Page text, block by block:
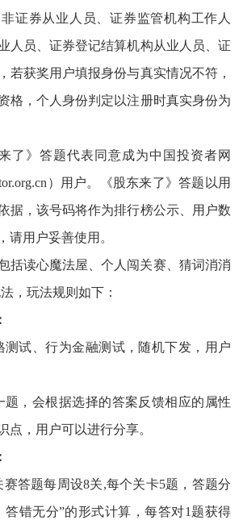
证券从业人员、证券监管机构工作人
人员、证券登记结算机构从业人员、证
若获奖用户填报身份与真实情况不符，
格，个人身份判定以注册时真实身份为
了》答题代表同意成为中国投资者网
）用户。
《股东来了》答题以用
据，该号码将作为排行榜公示、用户数
，请用户妥善使用。
括读心魔法屋、个人闯关赛、猜词消消
，玩法规则如下：
测试、行为金融测试，随机下发，用户
题，会根据选择的答案反馈相应的属性
点，用户可以进行分享。
赛答题每周设8关,每个关卡5题，答题分
答错无分”的形式计算，每答对1题获得